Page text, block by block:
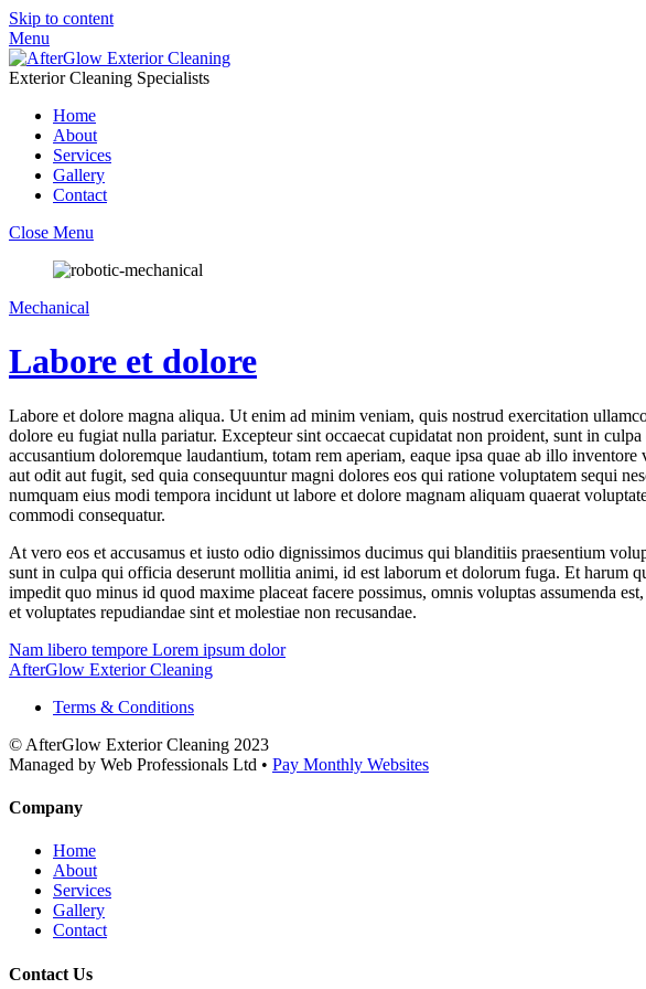
Skip to content
Menu
Exterior Cleaning Specialists
Home
About
Services
Gallery
Contact
Close Menu
Mechanical
Labore et dolore
Labore et dolore magna aliqua. Ut enim ad minim veniam, quis nostrud exercitation
dolore eu fugiat nulla pariatur. Excepteur sint occaecat cupidatat non proident, sunt in
accusantium doloremque laudantium, totam rem aperiam, eaque ipsa quae ab illo
aut odit aut fugit, sed quia consequuntur magni dolores eos qui ratione voluptatem sequi
numquam eius modi tempora incidunt ut labore et dolore magnam aliquam quaerat
commodi consequatur.
At vero eos et accusamus et iusto odio dignissimos ducimus qui blanditiis praesentium
sunt in culpa qui officia deserunt mollitia animi, id est laborum et dolorum fuga. Et harum
impedit quo minus id quod maxime placeat facere possimus, omnis voluptas assumenda
et voluptates repudiandae sint et molestiae non recusandae.
Nam libero tempore Lorem ipsum dolor
AfterGlow Exterior Cleaning
Terms & Conditions
© AfterGlow Exterior Cleaning 2023
Managed by Web Professionals Ltd • Pay Monthly Websites
Company
Home
About
Services
Gallery
Contact
Contact Us